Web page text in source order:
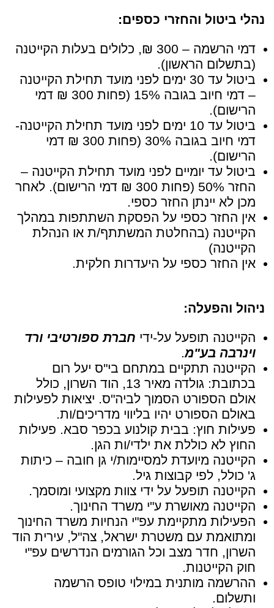
נהלי ביטול והחזרי כספים:
דמי הרשמה – 300 ₪, כלולים בעלות הקייטנה
(בתשלום הראשון).
ביטול עד 30 ימים לפני מועד תחילת הקייטנה
– דמי חיוב בגובה 15% (פחות 300 ₪ דמי
הרישום).
ביטול עד 10 ימים לפני מועד תחילת הקייטנה-
דמי חיוב בגובה 30% (פחות 300 ₪ דמי
הרישום).
ביטול עד יומיים לפני מועד תחילת הקייטנה –
החזר 50% (פחות 300 ₪ דמי הרישום). לאחר
מכן לא יינתן החזר כספי.
אין החזר כספי על הפסקת השתתפות במהלך
הקייטנה (בהחלטת המשתתף/ת או הנהלת
הקייטנה)
אין החזר כספי על היעדרות חלקית.
ניהול והפעלה:
הקייטנה תופעל על-ידי חברת ספורטיבי ורד
וינרבה בע"מ.
הקייטנה תתקיים במתחם בי"ס יעל רום
בכתובת: גולדה מאיר 13, הוד השרון, כולל
אולם הספורט הסמוך לביה"ס. יציאות לפעילות
באולם הספורט יהיו בליווי מדריכים/ות.
פעילות חוץ: בבית קולנוע בכפר סבא. פעילות
החוץ לא כוללת את ילדי/ות הגן.
הקייטנה מיועדת למסיימות/י גן חובה – כיתות
ג' כולל, לפי קבוצות גיל.
הקייטנה תופעל על ידי צוות מקצועי ומוסמך.
הקייטנה מאושרת ע"י משרד החינוך.
הפעילות מתקיימת עפ"י הנחיות משרד החינוך
ומתואמת עם משטרת ישראל, צה"ל, עירית הוד
השרון, חדר מצב וכל הגורמים הנדרשים עפ"י
חוק הקייטנות.
ההרשמה מותנית במילוי טופס הרשמה
ותשלום.